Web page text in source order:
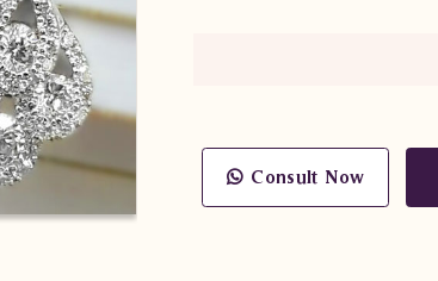
Consult Now